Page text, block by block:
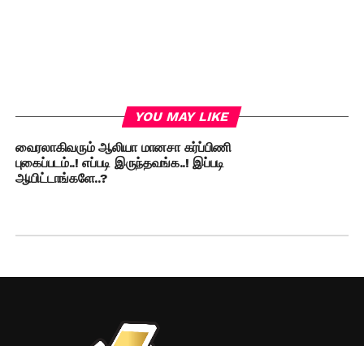
YOU MAY LIKE
வைரலாகிவரும் ஆலியா மானசா கர்ப்பிணி
புகைப்படம்..! எப்படி இருந்தவங்க..! இப்படி
ஆயிட்டாங்களே..?